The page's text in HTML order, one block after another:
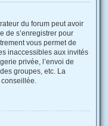
du forum peut avoir
de s’enregistrer pour
vous permet de
inaccessibles aux invités
privée, l’envoi de
groupes, etc. La
conseillée.